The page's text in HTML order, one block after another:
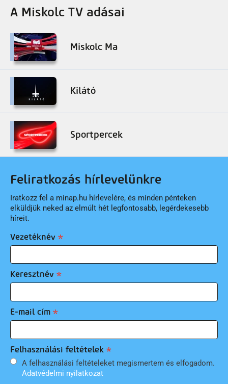
A Miskolc TV adásai
Miskolc Ma
Kilátó
Sportpercek
Feliratkozás hírlevelünkre
Iratkozz fel a minap.hu hírlevelére, és minden pénteken
elküldjük neked az elmúlt hét legfontosabb, legérdekesebb
híreit.
Vezetéknév
Keresztnév
E-mail cím
Felhasználási feltételek
A felhasználási feltételeket megismertem és elfogadom.
Adatvédelmi nyilatkozat